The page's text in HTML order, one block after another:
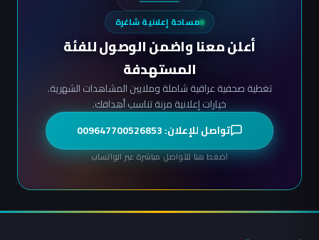
مساحة إعلانية شاغرة
أعلن معنا واضمن الوصول للفئة
المستهدفة
تغطية صحفية عراقية شاملة وملايين المشاهدات الشهرية.
خيارات إعلانية مرنة تناسب أهدافك.
تواصل للإعلان: 009647700526853
اضغط هنا للتواصل مباشرة عبر الواتساب